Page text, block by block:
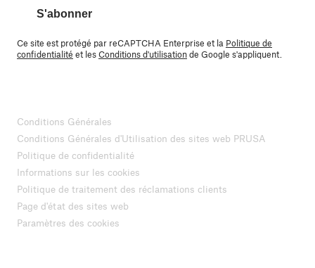
S'abonner
Ce site est protégé par reCAPTCHA Enterprise et la Politique de
confidentialité et lesConditions d'utilisationde Google s'appliquent.
Conditions Générales
Conditions Générales d'Utilisation des sites web PRUSA
Politique de confidentialité
Informations sur les cookies
Politique de traitement des réclamations clients
Page d'état des sites web
Paramètres des cookies